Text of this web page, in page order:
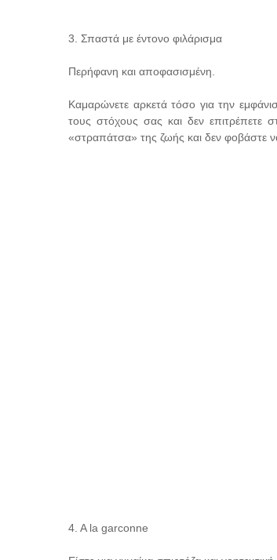
3. Σπαστά με έντονο φιλάρισμα
Περήφανη και αποφασισμένη.
Καμαρώνετε αρκετά τόσο για την
τους στόχους σας και δεν
«στραπάτσα» της ζωής και δεν φοβάστε να
4. A la garconne